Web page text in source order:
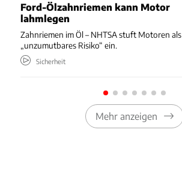
Ford-Ölzahnriemen kann Motor
lahmlegen
Zahnriemen im Öl – NHTSA stuft Motoren als
„unzumutbares Risiko“ ein.
Sicherheit
Mehr anzeigen